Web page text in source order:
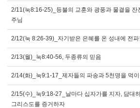
2/11(눅8:16-25)_등불의 교훈와 광풍과 물결을 잔
주님
2/12(눅 8:26-39)_자기받은 은혜를 온 성내에 전
2/13(월)_눅8:40-56, 두종류의 믿음
2/14(화)_눅9:1-17_제자들의 파송과 5천명을 먹이
2/15(수)_눅9:18-27_날마다 십자가를 지자, 담대
그리스도를 증거하자